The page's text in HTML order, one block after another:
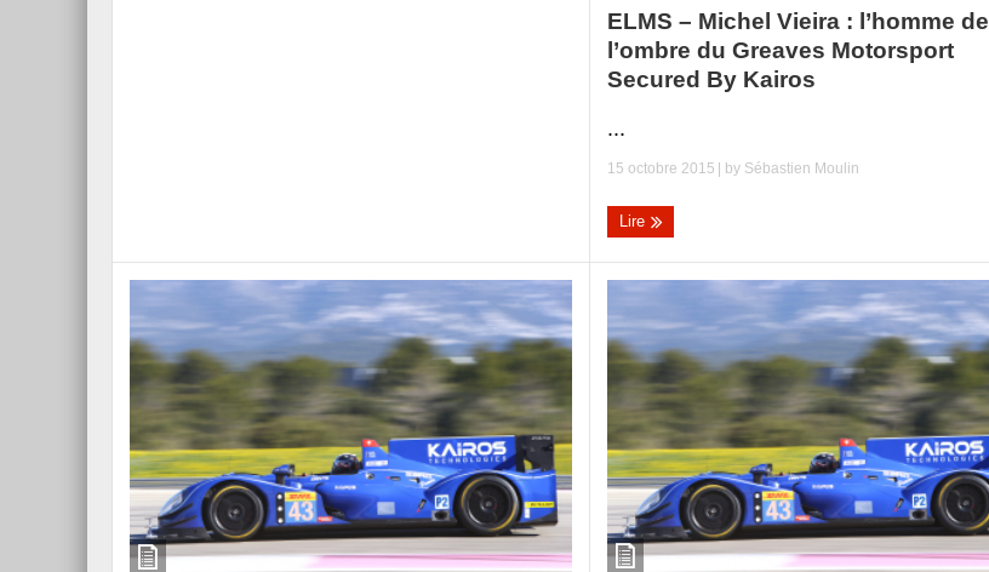
ELMS – Michel Vieira : l’homme de
l’ombre du Greaves Motorsport
Secured By Kairos
...
15 octobre 2015 | by Sébastien Moulin
Lire